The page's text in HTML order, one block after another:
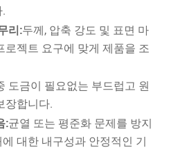
리:두께, 압축 강도 및 표면 마
로젝트 요구에 맞게 제품을 조
도금이 필요없는 부드럽고 원
장합니다.
:균열 또는 평준화 문제를 방지
대한 내구성과 안정적인 기